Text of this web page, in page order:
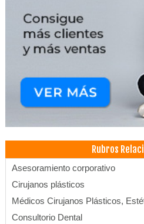
Rubros
Asesoramiento corporativo
Cirujanos plásticos
Médicos Cirujanos Plásticos,
Consultorio Dental